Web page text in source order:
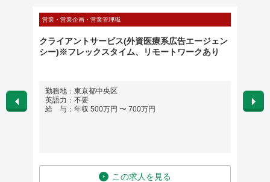
営業・営業企画・営業管理職
クライアントサービス(外資医療系広告エージェン
シー)※フレックスタイム、リモートワークあり
勤務地：東京都中央区
英語力：不要
給 与：年収 500万円 〜 700万円
この求人を見る
勤務
英語
給